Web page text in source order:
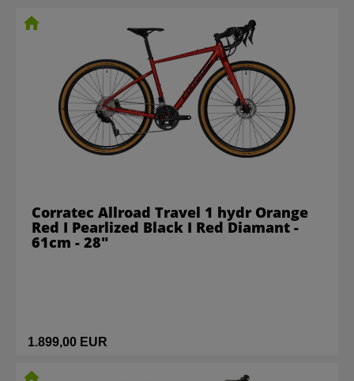
1.899,00 EUR
Corratec Allroad Travel 1 hydr Orange
Red I Pearlized Black I Red Diamant -
61cm - 28"